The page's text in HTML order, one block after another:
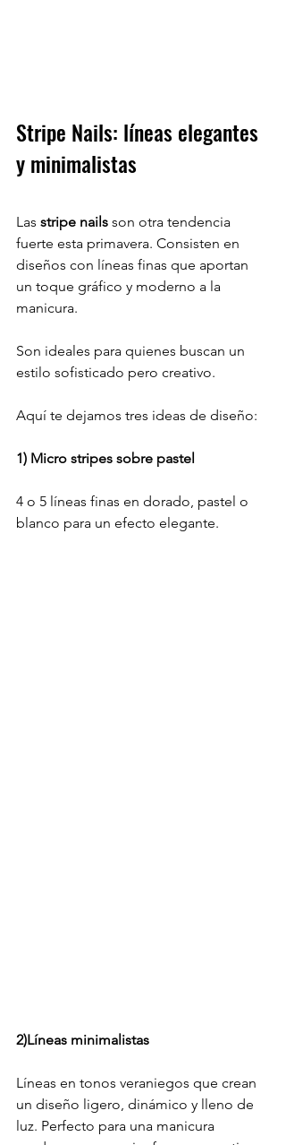
Stripe Nails: líneas elegantes
y minimalistas
Las stripe nails son otra tendencia
fuerte esta primavera. Consisten en
diseños con líneas finas que aportan
un toque gráfico y moderno a la
manicura.
Son ideales para quienes buscan un
estilo sofisticado pero creativo.
Aquí te dejamos tres ideas de diseño:
1) Micro stripes sobre pastel
4 o 5 líneas finas en dorado, pastel o
blanco para un efecto elegante.
2)Líneas minimalistas
Líneas en tonos veraniegos que crean
un diseño ligero, dinámico y lleno de
luz. Perfecto para una manicura